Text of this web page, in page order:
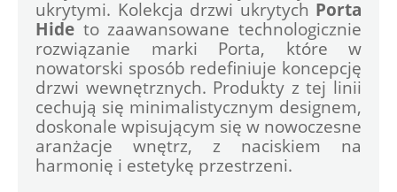
ukrytymi. Kolekcja drzwi ukrytych Porta
Hide to zaawansowane technologicznie
rozwiązanie marki Porta, które w
nowatorski sposób redefiniuje koncepcję
drzwi wewnętrznych. Produkty z tej linii
cechują się minimalistycznym designem,
doskonale wpisującym się w nowoczesne
aranżacje wnętrz, z naciskiem na
harmonię i estetykę przestrzeni.